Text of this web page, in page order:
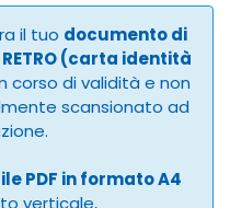
il tuo documento di
(carta identità
corso di validità e non
scansionato ad
PDF in formato A4
verticale,